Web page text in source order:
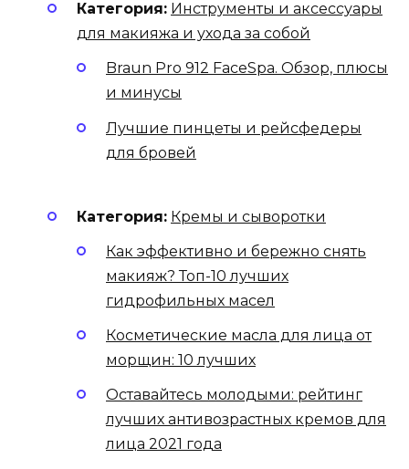
Категория: Инструменты и аксессуары
для макияжа и ухода за собой
Braun Pro 912 FaceSpa. Обзор, плюсы
и минусы
Лучшие пинцеты и рейсфедеры
для бровей
Категория: Кремы и сыворотки
Как эффективно и бережно снять
макияж? Топ-10 лучших
гидрофильных масел
Косметические масла для лица от
морщин: 10 лучших
Оставайтесь молодыми: рейтинг
лучших антивозрастных кремов для
лица 2021 года